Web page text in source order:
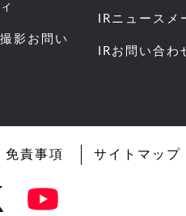
影お問い
IRニュースメ
IRお問い合わ
免責事項 サイトマップ